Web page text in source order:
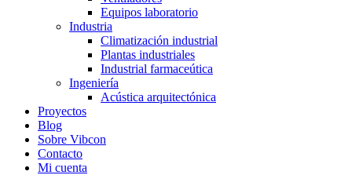
Equipos laboratorio
Industria
Climatización industrial
Plantas industriales
Industrial farmaceútica
Ingeniería
Acústica arquitectónica
Proyectos
Blog
Sobre Vibcon
Contacto
Mi cuenta